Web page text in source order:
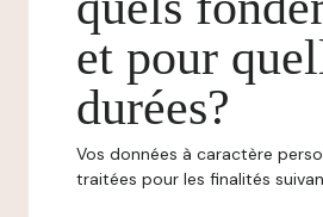
et pour
durées?
Vos données à caractère
traitées pour les finalités